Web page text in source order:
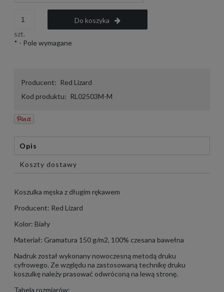
szt.
Do koszyka
* - Pole wymagane
Producent: Red Lizard
Kod produktu: RL02503M-M
Opis
Koszty dostawy
Koszulka męska z długim rękawem
Producent: Red Lizard
Kolor: Biały
Materiał: Gramatura 150 g/m2, 100% czesana bawełna
Nadruk został wykonany nowoczesną metodą druku
cyfrowego. Ze względu na zastosowaną technikę druku
koszulkę należy prasować odwróconą na lewą stronę.
Tabela rozmiarów: